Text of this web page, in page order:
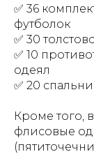
✅ 36
футболок
✅ 30
✅ 10
одеял
✅ 20
Кроме того,
флисовые